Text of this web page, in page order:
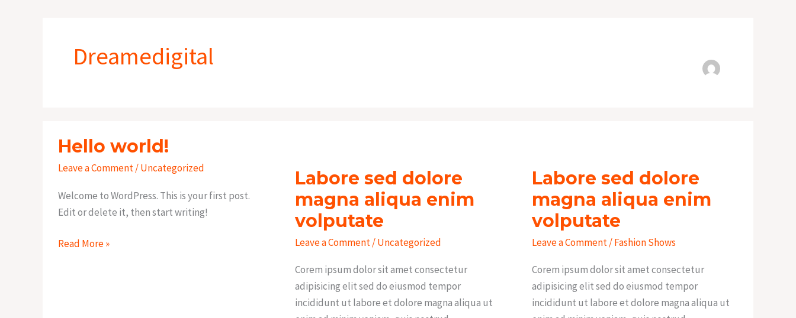
Dreamedigital
Hello world!
Leave a Comment /Uncategorized
Welcome to WordPress. This is your first post.
Edit or delete it, then start writing!
Hello
Read More »
Labore sed dolore
magna aliqua enim
volputate
Leave a Comment /Uncategorized
Corem ipsum dolor sit amet consectetur
adipisicing elit sed do eiusmod tempor
incididunt ut labore et dolore magna aliqua ut
dolore
magna
aliqua
enim
volputate
Labore sed dolore
magna aliqua enim
volputate
Leave a Comment /Fashion Shows
Corem ipsum dolor sit amet consectetur
adipisicing elit sed do eiusmod tempor
incididunt ut labore et dolore magna aliqua ut
dolore
magna
aliqua
enim
volputate